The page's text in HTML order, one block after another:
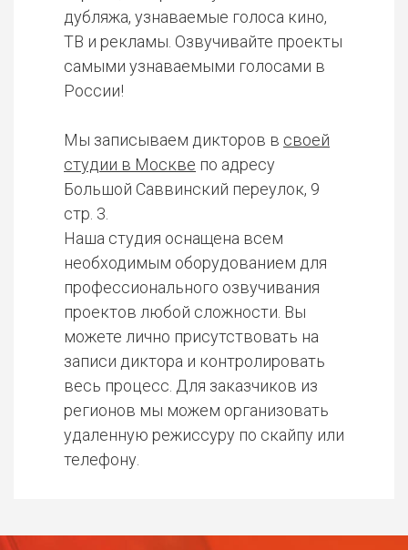
дубляжа, узнаваемые голоса кино,
ТВ и рекламы. Озвучивайте проекты
самыми узнаваемыми голосами в
России!
Мы записываем дикторов в своей
студии в Москве по адресу
Большой Саввинский переулок, 9
стр. 3.
Наша студия оснащена всем
необходимым оборудованием для
профессионального озвучивания
проектов любой сложности. Вы
можете лично присутствовать на
записи диктора и контролировать
весь процесс. Для заказчиков из
регионов мы можем организовать
удаленную режиссуру по скайпу или
телефону.